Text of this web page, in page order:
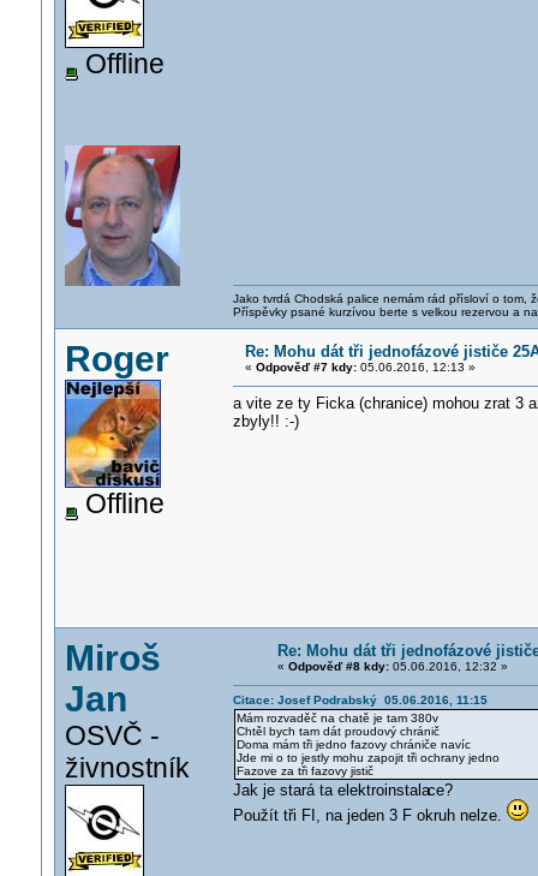
Offline
Jako tvrdá Chodská palice nemám rád přísloví o tom,
Příspěvky psané kurzívou berte s velkou rezervou a
Roger
Offline
Re: Mohu dát tři jednofázové jističe
« Odpověď #7 kdy:05.06.2016, 12:13 »
a vite ze ty Ficka (chranice) mohou zrat 3
zbyly!! :-)
Miroš
Jan
OSVČ -
živnostník
Re: Mohu dát tři jednofázové
« Odpověď #8 kdy:05.06.2016, 12:32 »
Citace: Josef Podrabský 05.06.2016, 11:15
Mám rozvaděč na chatě je tam 380v
Chtěl bych tam dát proudový chránič
Doma mám tři jedno fazovy chrániče navíc
Jde mi o to jestly mohu zapojit tři ochrany jedno
Fazove za tři fazovy jistič
Jak je stará ta elektroinstalace?
Použít tři FI, na jeden 3 F okruh nelze.